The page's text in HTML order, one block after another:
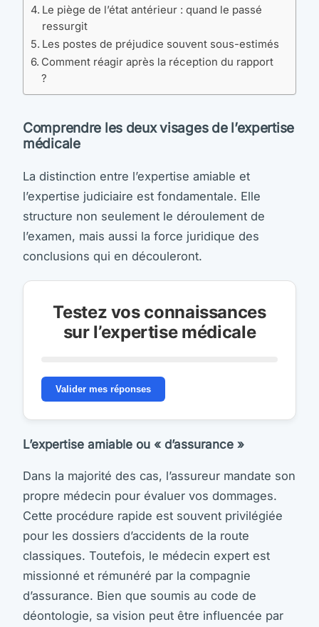
Le piège de l’état antérieur : quand le passé
ressurgit
Les postes de préjudice souvent sous-estimés
Comment réagir après la réception du rapport
?
Comprendre les deux visages de l’expertise
médicale
La distinction entre l’expertise amiable et
l’expertise judiciaire est fondamentale. Elle
structure non seulement le déroulement de
l’examen, mais aussi la force juridique des
conclusions qui en découleront.
Testez vos connaissances
sur l’expertise médicale
Valider mes réponses
L’expertise amiable ou « d’assurance »
Dans la majorité des cas, l’assureur mandate son
propre médecin pour évaluer vos dommages.
Cette procédure rapide est souvent privilégiée
pour les dossiers d’accidents de la route
classiques. Toutefois, le médecin expert est
missionné et rémunéré par la compagnie
d’assurance. Bien que soumis au code de
déontologie, sa vision peut être influencée par